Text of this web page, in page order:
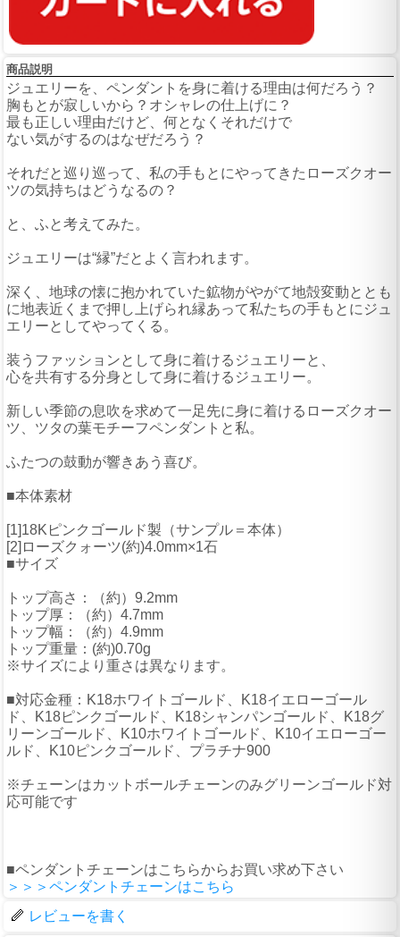
商品説明
ジュエリーを、ペンダントを身に着ける理由は何だろう？
胸もとが寂しいから？オシャレの仕上げに？
最も正しい理由だけど、何となくそれだけで
ない気がするのはなぜだろう？
それだと巡り巡って、私の手もとにやってきたローズクオー
ツの気持ちはどうなるの？
と、ふと考えてみた。
ジュエリーは“縁”だとよく言われます。
深く、地球の懐に抱かれていた鉱物がやがて地殻変動ととも
に地表近くまで押し上げられ縁あって私たちの手もとにジュ
エリーとしてやってくる。
装うファッションとして身に着けるジュエリーと、
心を共有する分身として身に着けるジュエリー。
新しい季節の息吹を求めて一足先に身に着けるローズクオー
ツ、ツタの葉モチーフペンダントと私。
ふたつの鼓動が響きあう喜び。
■本体素材
[1]18Kピンクゴールド製（サンプル＝本体）
[2]ローズクォーツ(約)4.0mm×1石
■サイズ
トップ高さ：（約）9.2mm
トップ厚：（約）4.7mm
トップ幅：（約）4.9mm
トップ重量：(約)0.70g
※サイズにより重さは異なります。
■対応金種：K18ホワイトゴールド、K18イエローゴール
ド、K18ピンクゴールド、K18シャンパンゴールド、K18グ
リーンゴールド、K10ホワイトゴールド、K10イエローゴー
ルド、K10ピンクゴールド、プラチナ900
※チェーンはカットボールチェーンのみグリーンゴールド対
応可能です
■ペンダントチェーンはこちらからお買い求め下さい
＞＞＞ペンダントチェーンはこちら
レビューを書く